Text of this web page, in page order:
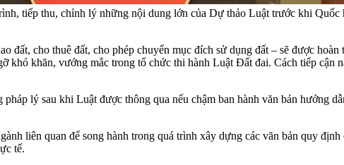
tiếp thu, chỉnh lý những nội dung lớn của Dự thảo Luật trước khi Quốc
đất, cho thuê đất, cho phép chuyển mục đích sử dụng đất – sẽ được
khó khăn, vướng mắc trong tổ chức thi hành Luật Đất đai. Cách tiếp cận
lý sau khi Luật được thông qua nếu chậm ban hành văn bản hướng
liên quan để song hành trong quá trình xây dựng các văn bản quy
tế.